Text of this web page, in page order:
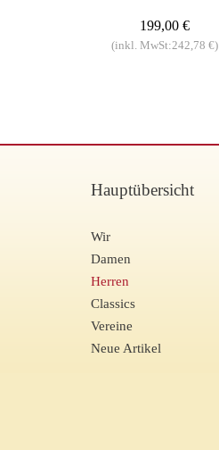
199,00 €
(inkl. MwSt:242,78 €)
Hauptübersicht
Wir
Damen
Herren
Classics
Vereine
Neue Artikel